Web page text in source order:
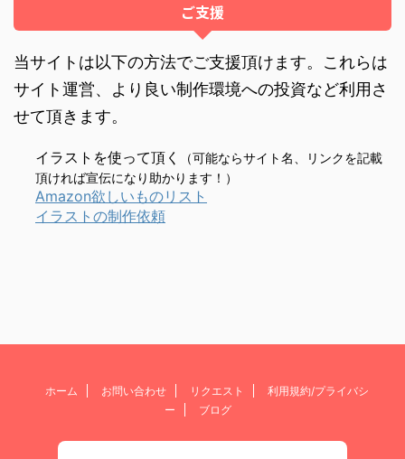
ご支援
当サイトは以下の方法でご支援頂けます。これらは
サイト運営、より良い制作環境への投資など利用さ
せて頂きます。
イラストを使って頂く
（可能ならサイト名、リンクを記載
頂ければ宣伝になり助かります！）
Amazon欲しいものリスト
イラストの制作依頼
ホーム お問い合わせ リクエスト
利用規約/プライバシ
ー
ブログ